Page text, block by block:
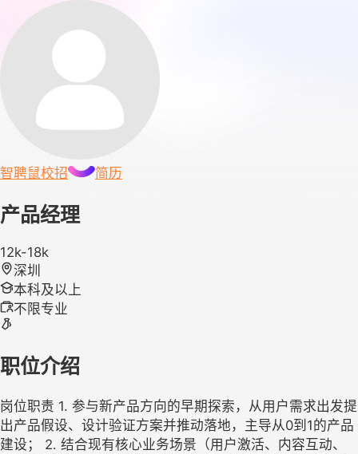
智聘鼠校招 简历
产品经理
12k-18k
深圳
本科及以上
不限专业
职位介绍
岗位职责 1. 参与新产品方向的早期探索，从用户需求出发提
出产品假设、设计验证方案并推动落地，主导从0到1的产品
建设； 2. 结合现有核心业务场景（用户激活、内容互动、